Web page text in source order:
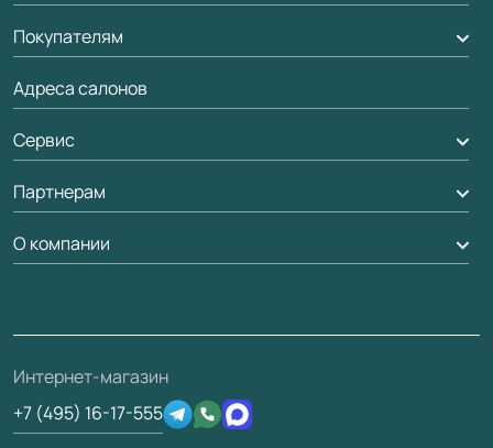
Подбор двери
Алюминиевые двери
Стеновые панели
Рейки, баффели, стеллажи
Погонаж
Акции компании
Покупателям
Доставка
Оплата
Гарантия
Вопрос-ответ
Отзывы клиентов
Техническая информация
Адреса салонов
Сервис
Вызов замерщика
Доставка
Партнерам
Дизайнерам / архитекторам
Скачать материалы
3D-модели
О компании
О фабрике
Сертификаты
Производство
Интернет-магазин
+7 (495) 16-17-555